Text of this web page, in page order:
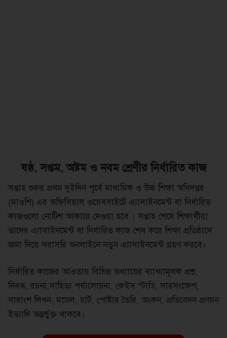
ষষ্ঠ, সপ্তম, অষ্টম ও নবম শ্রেণীর নির্ধারিত কাজ
সপ্তাহ শুরুর প্রথম দুইদিন পূর্বে মাধ্যমিক ও উচ্চ শিক্ষা অধিদপ্তর
(মাওশি) এর অফিসিয়াল ওয়েবসাইটে এ্যাসাইনমেন্ট বা নির্ধারিত
কাজগুলাে নোটিশ আকারে দেওয়া হবে । সপ্তাহ শেষে শিক্ষার্থীরা
তাদের এ্যাসাইনমেন্ট বা নির্ধারিত কাজ শেষ করে শিক্ষা প্রতিষ্ঠানে
জমা দিয়ে সরাসরি অনলাইনে নতুন এ্যাসাইনমেন্ট গ্রহণ করবে।
নির্ধারিত কাজের আওতায় বিভিন্ন অধ্যায়ের ব্যাখ্যামূলক প্রশ্ন,
নিবন্ধ, রচনা,সাহিত্য পর্যালােচনা, কেইস স্টাডি, সারসংক্ষেপ,
সারাংশ লিখন, মডেল, চার্ট, পোষ্টার তৈরি, অংকন, প্রতিবেদন প্রণয়ন
ইত্যাদি অন্তর্ভুক্ত থাকবে।